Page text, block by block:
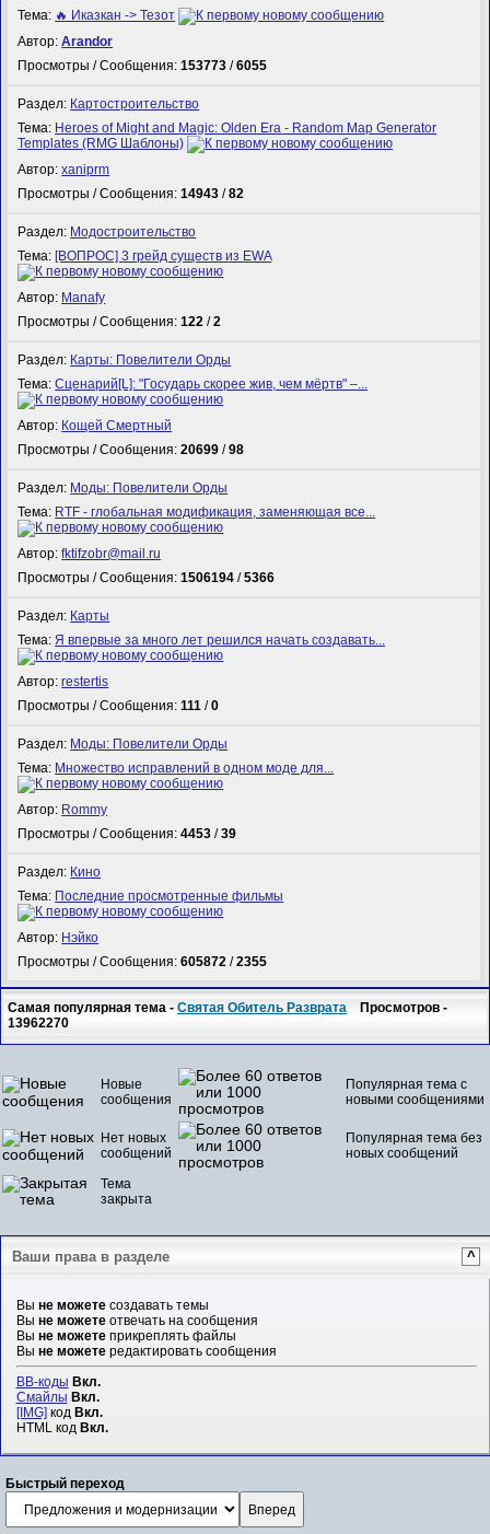
Тема: 🔥 Иказкан -> Тезот
Автор:Arandor
Просмотры / Сообщения:153773 /6055
Раздел: Картостроительство
Тема: Heroes of Might and Magic: Olden Era - Random Map Generator
Templates (RMG Шаблоны)
Автор:xaniprm
Просмотры / Сообщения:14943 /82
Раздел: Модостроительство
Тема: [ВОПРОС] 3 грейд существ из EWA
Автор: Manafy
Просмотры / Сообщения:122 /2
Раздел: Карты: Повелители Орды
Тема:Сценарий[L]: "Государь скорее жив, чем мёртв" –...
Автор: Кощей Смертный
Просмотры / Сообщения:20699 /98
Раздел: Моды: Повелители Орды
Тема: RTF - глобальная модификация, заменяющая все...
Автор:fktifzobr@mail.ru
Просмотры / Сообщения:1506194 /5366
Раздел: Карты
Тема:Я впервые за много лет решился начать создавать...
Автор:restertis
Просмотры / Сообщения:111 /0
Раздел: Моды: Повелители Орды
Тема: Множество исправлений в одном моде для...
Автор: Rommy
Просмотры / Сообщения:4453 /39
Раздел: Кино
Тема: Последние просмотренные фильмы
Автор: Нэйко
Просмотры / Сообщения:605872 /2355
Самая популярная тема -Святая Обитель Разврата Просмотров -
13962270
Новые
сообщения
Популярная тема с
новыми сообщениями
Нет новых
сообщений
Популярная тема без
новых сообщений
Тема
закрыта
Ваши права в разделе ^
Вы не можетесоздавать темы
Вы не можетеотвечать на сообщения
Вы не можетеприкреплять файлы
Вы не можетередактировать сообщения
BB-коды Вкл.
Смайлы Вкл.
[IMG]код Вкл.
HTML код Вкл.
Быстрый переход